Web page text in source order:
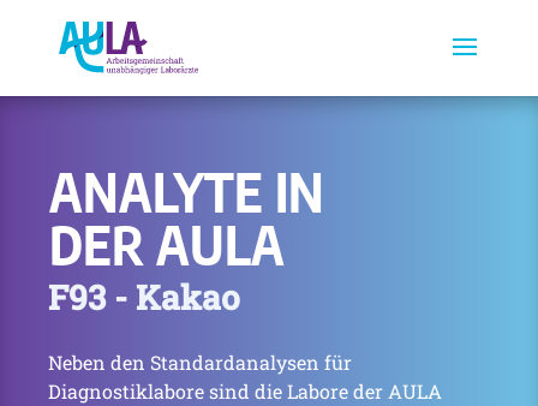
ANALYTE IN
DER AULA
F93 - Kakao
Neben den Standardanalysen für
Diagnostiklabore sind die Labore der AULA